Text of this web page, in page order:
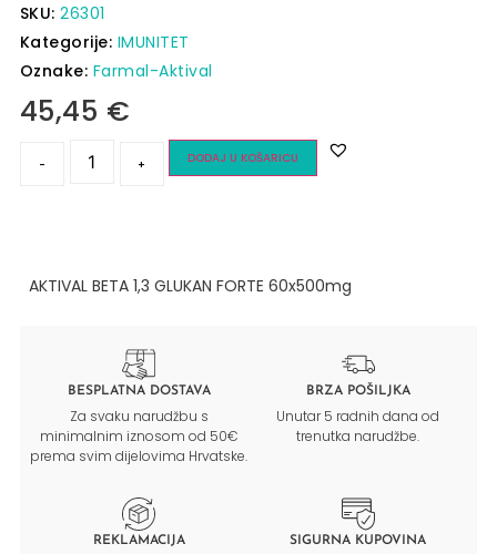
SKU:26301
Kategorije: IMUNITET
Oznake: Farmal-Aktival
45,45 €
- + DODAJ U KOŠARICU
AKTIVAL BETA 1,3 GLUKAN FORTE 60x500mg
BESPLATNA DOSTAVA
Za svaku narudžbu s
minimalnim iznosom od 50€
prema svim dijelovima Hrvatske.
BRZA POŠILJKA
Unutar 5 radnih dana od
trenutka narudžbe.
REKLAMACIJA SIGURNA KUPOVINA